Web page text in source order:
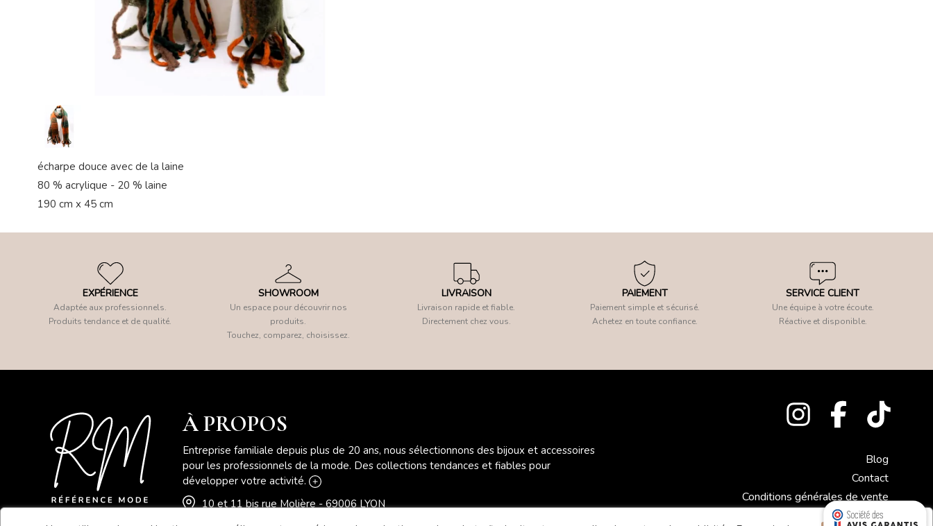
écharpe douce avec de la laine
80 % acrylique - 20 % laine
190 cm x 45 cm
EXPÉRIENCE
Adaptée aux professionnels.
Produits tendance et de qualité.
SHOWROOM
Un espace pour découvrir nos
produits.
Touchez, comparez, choisissez.
LIVRAISON
Livraison rapide et fiable.
Directement chez vous.
PAIEMENT
Paiement simple et sécurisé.
Achetez en toute confiance.
SERVICE CLIENT
Une équipe à votre écoute.
Réactive et disponible.
À PROPOS
Entreprise familiale depuis plus de 20 ans, nous sélectionnons des bijoux et accessoires
pour les professionnels de la mode. Des collections tendances et fiables pour
développer votre activité.
10 et 11 bis rue Molière - 69006 LYON
Blog
Contact
Conditions générales de vente
Mentions légales